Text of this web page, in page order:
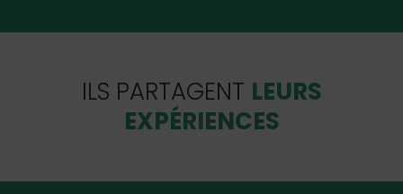
ILS PARTAGENT LEURS
EXPÉRIENCES